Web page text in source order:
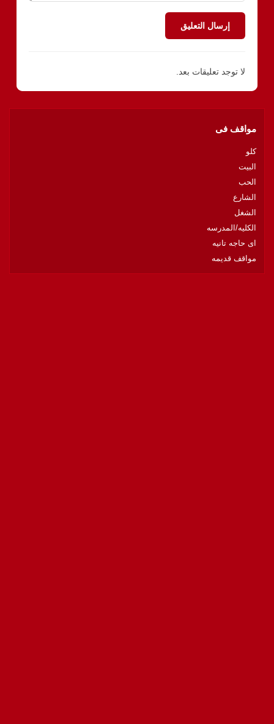
إرسال التعليق
لا توجد تعليقات بعد.
مواقف فى
كلو
البيت
الحب
الشارع
الشغل
الكليه/المدرسه
اى حاجه تانيه
مواقف قديمه